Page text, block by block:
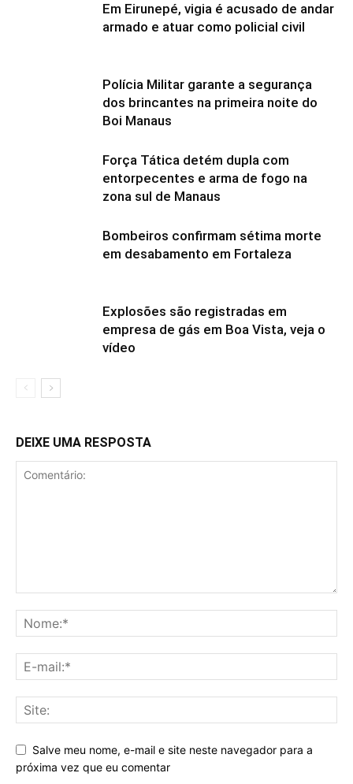
Em Eirunepé, vigia é acusado de andar
armado e atuar como policial civil
Polícia Militar garante a segurança
dos brincantes na primeira noite do
Boi Manaus
Força Tática detém dupla com
entorpecentes e arma de fogo na
zona sul de Manaus
Bombeiros confirmam sétima morte
em desabamento em Fortaleza
Explosões são registradas em
empresa de gás em Boa Vista, veja o
vídeo
DEIXE UMA RESPOSTA
Salve meu nome, e-mail e site neste navegador para a
próxima vez que eu comentar